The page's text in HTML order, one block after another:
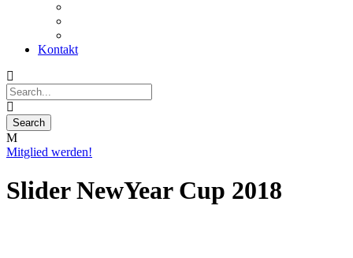
Kontakt
Mitglied werden!
Slider NewYear Cup 2018